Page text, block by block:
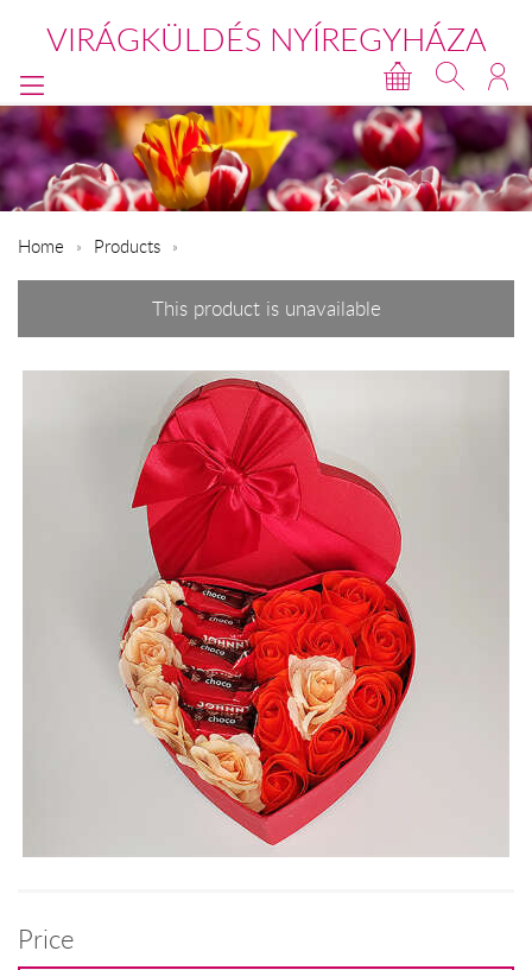
VIRÁGKÜLDÉS NYÍREGYHÁZA
Home Products
This product is unavailable
Price